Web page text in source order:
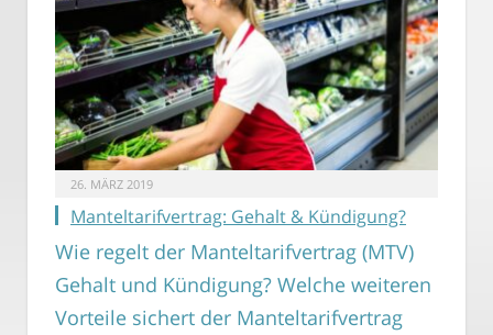
26. MÄRZ 2019
Manteltarifvertrag: Gehalt & Kündigung?
Wie regelt der Manteltarifvertrag (MTV)
Gehalt und Kündigung? Welche weiteren
Vorteile sichert der Manteltarifvertrag